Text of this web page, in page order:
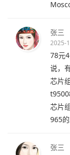
张三
2025-
78元
说，
芯片
芯片
965
张三